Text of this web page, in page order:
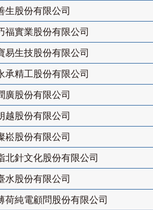
生股份有限公司
福實業股份有限公司
易生技股份有限公司
承精工股份有限公司
廣股份有限公司
越股份有限公司
崧股份有限公司
北針文化股份有限公司
水股份有限公司
荷純電顧問股份有限公司